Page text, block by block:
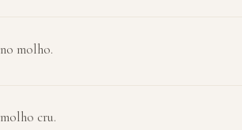
molho.
cru.